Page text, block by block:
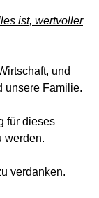
ist, wertvoller
und
unsere Familie.
für dieses
werden.
verdanken.